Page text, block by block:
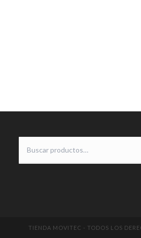
TIENDA MOVITEC - TODOS LOS